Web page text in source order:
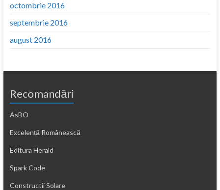
octombrie 2016
septembrie 2016
august 2016
Recomandări
AsBO
Excelență Românească
Editura Herald
Spark Code
Constructii Solare